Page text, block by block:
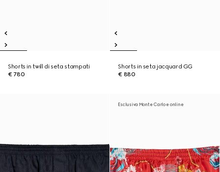
Shorts in twill di seta stampati
€ 780
Shorts in seta jacquard GG
€ 880
Esclusiva Monte Carlo e online